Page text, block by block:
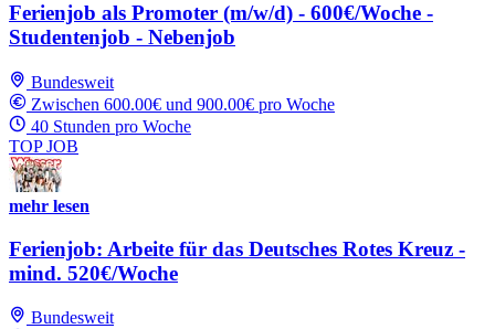
Ferienjob als Promoter (m/w/d) - 600€/Woche -
Studentenjob - Nebenjob
Bundesweit
Zwischen 600.00€ und 900.00€ pro Woche
40 Stunden pro Woche
TOP JOB
mehr lesen
Ferienjob: Arbeite für das Deutsches Rotes Kreuz -
mind. 520€/Woche
Bundesweit